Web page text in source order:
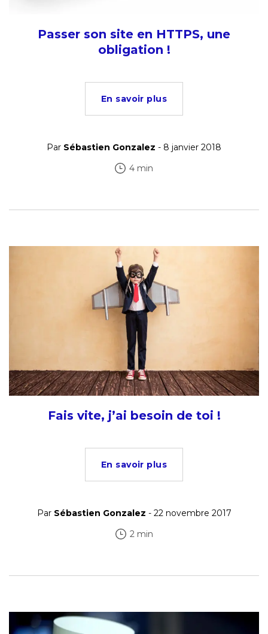
Passer son site en HTTPS, une
obligation !
En savoir plus
Par Sébastien Gonzalez - 8 janvier 2018
4 min
Fais vite, j’ai besoin de toi !
En savoir plus
Par Sébastien Gonzalez - 22 novembre 2017
2 min